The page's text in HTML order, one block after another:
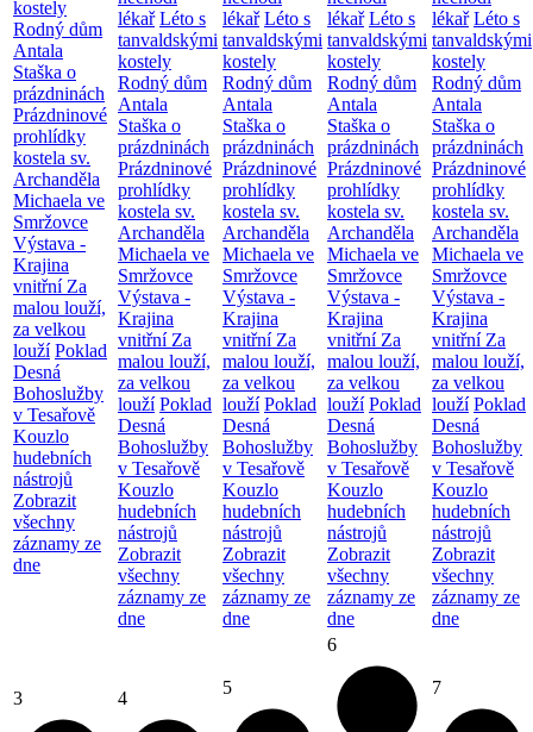
kostely
Rodný dům
Antala
Staška o
prázdninách
Prázdninové
prohlídky
kostela sv.
Archanděla
Michaela ve
Smržovce
Výstava -
Krajina
vnitřní Za
malou louží,
za velkou
louží Poklad
Desná
Bohoslužby
v Tesařově
Kouzlo
hudebních
nástrojů
Zobrazit
všechny
záznamy ze
dne
lékař Léto s
tanvaldskými
kostely
Rodný dům
Antala
Staška o
prázdninách
Prázdninové
prohlídky
kostela sv.
Archanděla
Michaela ve
Smržovce
Výstava -
Krajina
vnitřní Za
malou louží,
za velkou
louží Poklad
Desná
Bohoslužby
v Tesařově
Kouzlo
hudebních
nástrojů
Zobrazit
všechny
záznamy ze
dne
lékař Léto s
tanvaldskými
kostely
Rodný dům
Antala
Staška o
prázdninách
Prázdninové
prohlídky
kostela sv.
Archanděla
Michaela ve
Smržovce
Výstava -
Krajina
vnitřní Za
malou louží,
za velkou
louží Poklad
Desná
Bohoslužby
v Tesařově
Kouzlo
hudebních
nástrojů
Zobrazit
všechny
záznamy ze
dne
lékař Léto s
tanvaldskými
kostely
Rodný dům
Antala
Staška o
prázdninách
Prázdninové
prohlídky
kostela sv.
Archanděla
Michaela ve
Smržovce
Výstava -
Krajina
vnitřní Za
malou louží,
za velkou
louží Poklad
Desná
Bohoslužby
v Tesařově
Kouzlo
hudebních
nástrojů
Zobrazit
všechny
záznamy ze
dne
lékař Léto s
tanvaldskými
kostely
Rodný dům
Antala
Staška o
prázdninách
Prázdninové
prohlídky
kostela sv.
Archanděla
Michaela ve
Smržovce
Výstava -
Krajina
vnitřní Za
malou louží,
za velkou
louží Poklad
Desná
Bohoslužby
v Tesařově
Kouzlo
hudebních
nástrojů
Zobrazit
všechny
záznamy ze
dne
3 4
5
6
7